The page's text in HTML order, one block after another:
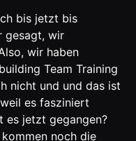
bis jetzt bis
gesagt, wir
wir haben
Team Training
nicht und und das ist
es fasziniert
es jetzt gegangen?
noch die